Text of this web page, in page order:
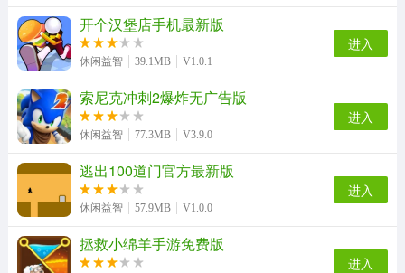
开个汉堡店手机最新版
休闲益智 39.1MB V1.0.1
进入
索尼克冲刺2爆炸无广告版
休闲益智 77.3MB V3.9.0
进入
逃出100道门官方最新版
休闲益智 57.9MB V1.0.0
进入
拯救小绵羊手游免费版
进入